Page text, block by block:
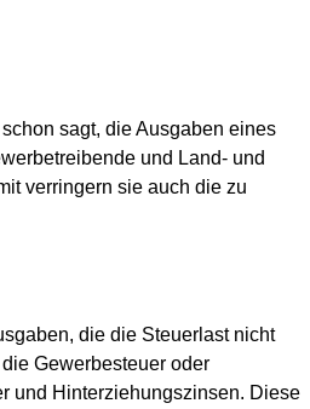
sagt, die Ausgaben eines
und Land- und
verringern sie auch die zu
die die Steuerlast nicht
Gewerbesteuer oder
und Hinterziehungszinsen. Diese